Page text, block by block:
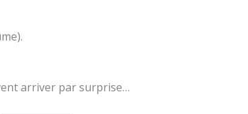
arriver par surprise…